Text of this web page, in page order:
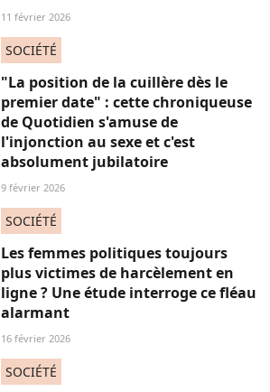
11 février 2026
SOCIÉTÉ
"La position de la cuillère dès le
premier date" : cette chroniqueuse
de Quotidien s'amuse de
l'injonction au sexe et c'est
absolument jubilatoire
9 février 2026
SOCIÉTÉ
Les femmes politiques toujours
plus victimes de harcèlement en
ligne ? Une étude interroge ce fléau
alarmant
16 février 2026
SOCIÉTÉ